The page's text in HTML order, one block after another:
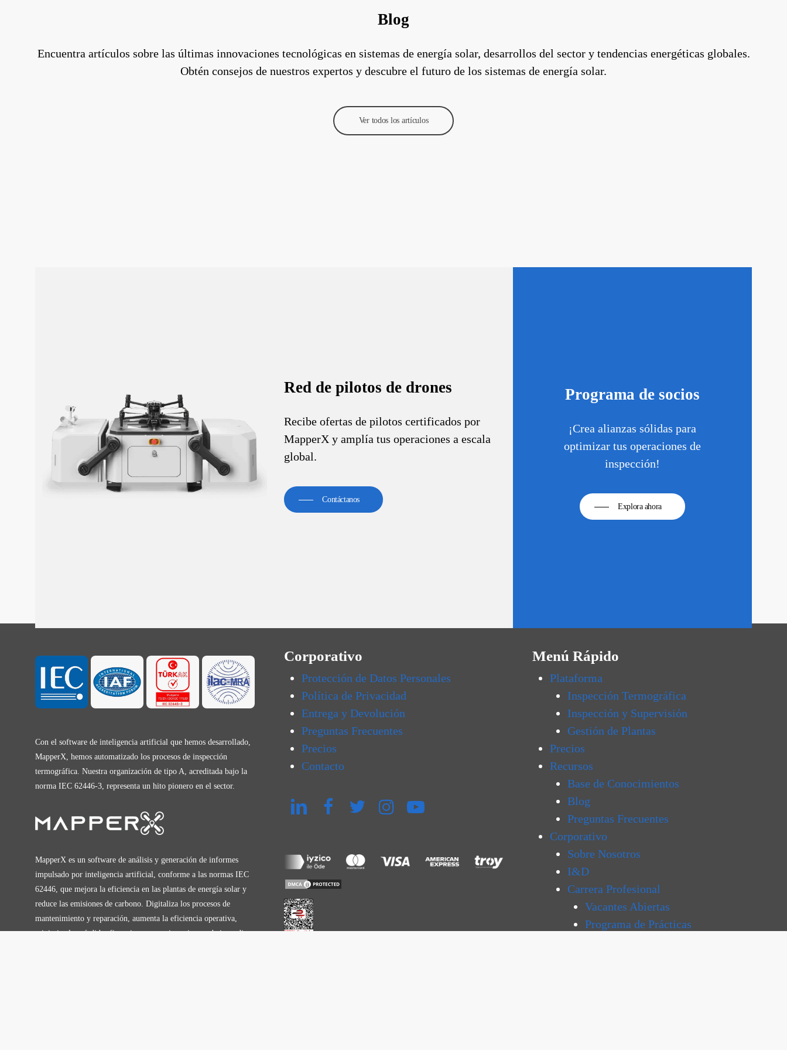
Blog
Encuentra artículos sobre las últimas innovaciones tecnológicas en sistemas de energía solar, desarrollos del sector y tendencias energéticas globales.
Obtén consejos de nuestros expertos y descubre el futuro de los sistemas de energía solar.
Ver todos los artículos
Red de pilotos de drones
Recibe ofertas de pilotos certificados por
MapperX y amplía tus operaciones a escala
global.
Contáctanos
Programa de socios
¡Crea alianzas sólidas para
optimizar tus operaciones de
inspección!
Explora ahora
Con el software de inteligencia artificial que hemos desarrollado,
MapperX, hemos automatizado los procesos de inspección
termográfica. Nuestra organización de tipo A, acreditada bajo la
norma IEC 62446-3, representa un hito pionero en el sector.
MapperX es un software de análisis y generación de informes
impulsado por inteligencia artificial, conforme a las normas IEC
62446, que mejora la eficiencia en las plantas de energía solar y
reduce las emisiones de carbono. Digitaliza los procesos de
mantenimiento y reparación, aumenta la eficiencia operativa,
minimiza las pérdidas financieras y previene riesgos de incendio.
Corporativo
Protección de Datos Personales
Política de Privacidad
Entrega y Devolución
Preguntas Frecuentes
Precios
Contacto
Menú Rápido
Plataforma
Inspección Termográfica
Inspección y Supervisión
Gestión de Plantas
Precios
Recursos
Base de Conocimientos
Blog
Preguntas Frecuentes
Corporativo
Sobre Nosotros
I&D
Carrera Profesional
Vacantes Abiertas
Programa de Prácticas